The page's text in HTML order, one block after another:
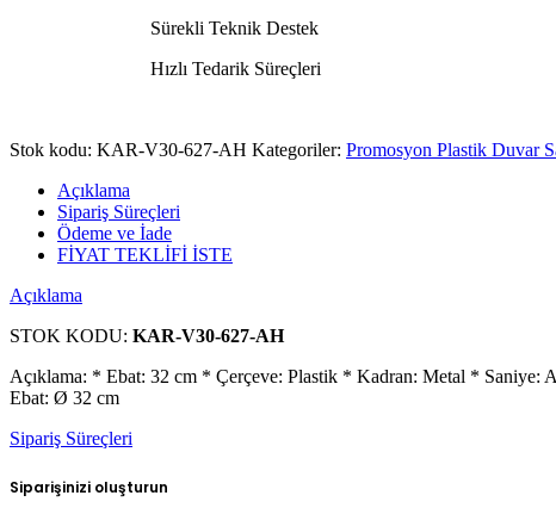
Sürekli Teknik Destek
Hızlı Tedarik Süreçleri
Stok kodu: KAR-V30-627-AH Kategoriler: Promosyon Plastik Duvar
Açıklama
Sipariş Süreçleri
Ödeme ve İade
FİYAT TEKLİFİ İSTE
Açıklama
STOK KODU: KAR-V30-627-AH
Açıklama: * Ebat: 32 cm * Çerçeve: Plastik * Kadran: Metal *
Ebat: Ø 32 cm
Sipariş Süreçleri
Siparişinizi oluşturun